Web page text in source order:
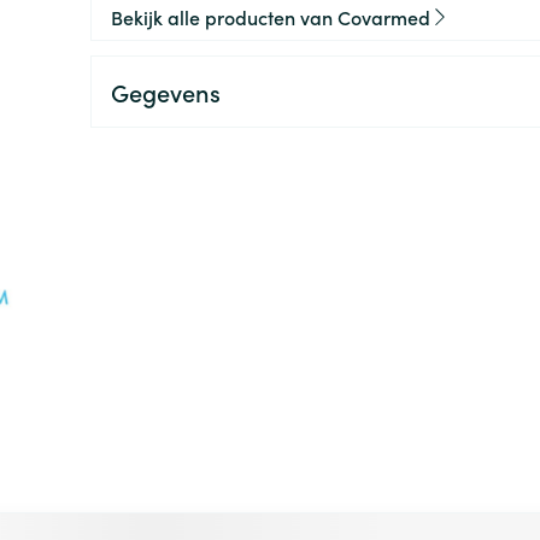
Bekijk alle producten van Covarmed
Gegevens